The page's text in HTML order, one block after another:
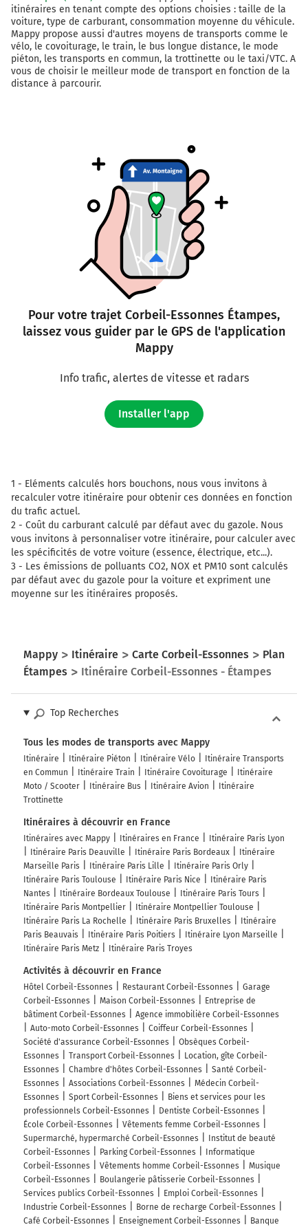
itinéraires en tenant compte des options choisies : taille de la
voiture, type de carburant, consommation moyenne du véhicule.
Mappy propose aussi d'autres moyens de transports comme le
vélo, le covoiturage, le train, le bus longue distance, le mode
piéton, les transports en commun, la trottinette ou le taxi/VTC. A
vous de choisir le meilleur mode de transport en fonction de la
distance à parcourir.
Pour votre trajet Corbeil-Essonnes Étampes,
laissez vous guider par le GPS de l'application
Mappy
Info trafic, alertes de vitesse et radars
Installer l'app
1 - Eléments calculés hors bouchons, nous vous invitons à
recalculer votre itinéraire pour obtenir ces données en fonction
du trafic actuel.
2 - Coût du carburant calculé par défaut avec du gazole. Nous
vous invitons à personnaliser votre itinéraire, pour calculer avec
les spécificités de votre voiture (essence, électrique, etc...).
3 - Les émissions de polluants CO2, NOX et PM10 sont calculés
par défaut avec du gazole pour la voiture et expriment une
moyenne sur les itinéraires proposés.
Mappy Itinéraire Carte Corbeil-Essonnes
Plan
Étampes
Itinéraire Corbeil-Essonnes - Étampes
Top Recherches
Tous les modes de transports avec Mappy
Itinéraire Itinéraire Piéton Itinéraire Vélo
Itinéraire Transports
en Commun
Itinéraire Train Itinéraire Covoiturage
Itinéraire
Moto / Scooter
Itinéraire Bus Itinéraire Avion
Itinéraire
Trottinette
Itinéraires à découvrir en France
Itinéraires avec Mappy Itinéraires en France
Itinéraire Paris Lyon
Itinéraire Paris Deauville
Itinéraire Paris Bordeaux
Itinéraire
Marseille Paris
Itinéraire Paris Lille
Itinéraire Paris Orly
Itinéraire Paris Toulouse
Itinéraire Paris Nice
Itinéraire Paris
Nantes
Itinéraire Bordeaux Toulouse
Itinéraire Paris Tours
Itinéraire Paris Montpellier
Itinéraire Montpellier Toulouse
Itinéraire Paris La Rochelle
Itinéraire Paris Bruxelles
Itinéraire
Paris Beauvais
Itinéraire Paris Poitiers
Itinéraire Lyon Marseille
Itinéraire Paris Metz
Itinéraire Paris Troyes
Activités à découvrir en France
Hôtel Corbeil-Essonnes Restaurant Corbeil-Essonnes
Garage
Corbeil-Essonnes
Maison Corbeil-Essonnes
Entreprise de
bâtiment Corbeil-Essonnes
Agence immobilière Corbeil-Essonnes
Auto-moto Corbeil-Essonnes
Coiffeur Corbeil-Essonnes
Société d'assurance Corbeil-Essonnes
Obsèques Corbeil-
Essonnes
Transport Corbeil-Essonnes
Location, gîte Corbeil-
Essonnes
Chambre d'hôtes Corbeil-Essonnes
Santé Corbeil-
Essonnes
Associations Corbeil-Essonnes
Médecin Corbeil-
Essonnes
Sport Corbeil-Essonnes
Biens et services pour les
professionnels Corbeil-Essonnes
Dentiste Corbeil-Essonnes
École Corbeil-Essonnes
Vêtements femme Corbeil-Essonnes
Supermarché, hypermarché Corbeil-Essonnes
Institut de beauté
Corbeil-Essonnes
Parking Corbeil-Essonnes
Informatique
Corbeil-Essonnes
Vêtements homme Corbeil-Essonnes
Musique
Corbeil-Essonnes
Boulangerie pâtisserie Corbeil-Essonnes
Services publics Corbeil-Essonnes
Emploi Corbeil-Essonnes
Industrie Corbeil-Essonnes
Borne de recharge Corbeil-Essonnes
Café Corbeil-Essonnes
Enseignement Corbeil-Essonnes
Banque